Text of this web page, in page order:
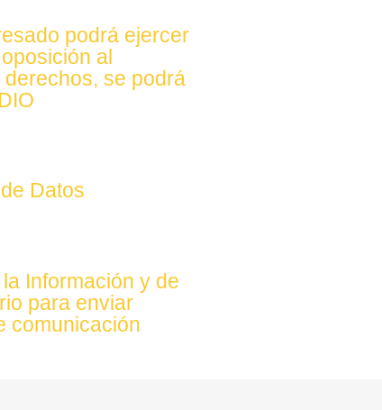
podrá ejercer
al
se podrá
Datos
Información y de
para enviar
comunicación